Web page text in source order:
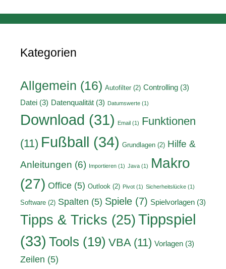
Kategorien
Allgemein (16) Autofilter (2) Controlling (3)
Datei (3) Datenqualität (3) Datumswerte (1)
Download (31) Email (1) Funktionen
(11) Fußball (34) Grundlagen (2) Hilfe &
Anleitungen (6) Importieren (1) Java (1)
Makro
(27) Office (5) Outlook (2) Pivot (1) Sicherheitslücke (1)
Software (2) Spalten (5) Spiele (7) Spielvorlagen (3)
Tipps & Tricks (25)Tippspiel
(33) Tools (19) VBA(11) Vorlagen (3)
Zeilen (5)